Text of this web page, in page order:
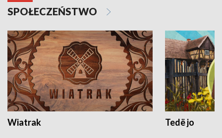
SPOŁECZEŃSTWO
Wiatrak Tedë jo